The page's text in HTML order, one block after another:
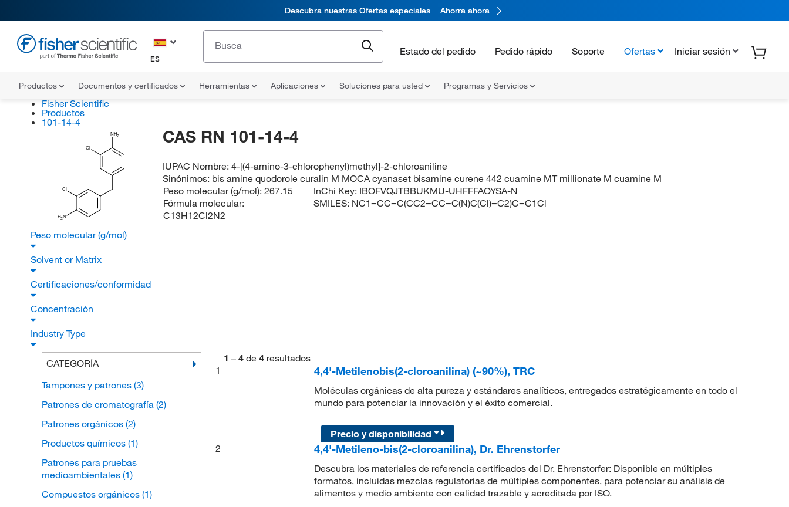
Descubra nuestras Ofertas especiales Ahorra ahora
ES
Estado del pedido Pedido rápido Soporte Ofertas Iniciar sesión
Productos Documentos y certificados Herramientas Aplicaciones Soluciones para usted Programas y Servicios
Fisher Scientific
Productos
101-14-4
NH2
H2N
Cl
Cl
CAS RN 101-14-4
IUPAC Nombre:4-[(4-amino-3-chlorophenyl)methyl]-2-chloroaniline
Sinónimos: bis amine quodorole curalin M MOCA cyanaset bisamine curene 442 cuamine MT millionate M cuamine M
Peso molecular (g/mol): 267.15
Fórmula molecular:
C13H12Cl2N2
InChi Key: IBOFVQJTBBUKMU-UHFFFAOYSA-N
SMILES: NC1=CC=C(CC2=CC=C(N)C(Cl)=C2)C=C1Cl
Peso molecular (g/mol)
Solvent or Matrix
Certificaciones/conformidad
Concentración
Industry Type
CATEGORÍA
Tampones y patrones (3)
Patrones de cromatografía (2)
Patrones orgánicos (2)
Productos químicos (1)
Patrones para pruebas
medioambientales (1)
Compuestos orgánicos (1)
1 – 4 de 4 resultados
1
4,4'-Metilenobis(2-cloroanilina) (~90%), TRC
Moléculas orgánicas de alta pureza y estándares analíticos, entregados estratégicamente en todo el
mundo para potenciar la innovación y el éxito comercial.
Precio y disponibilidad
2
4,4'-Metileno-bis(2-cloroanilina), Dr. Ehrenstorfer
Descubra los materiales de referencia certificados del Dr. Ehrenstorfer: Disponible en múltiples
formatos, incluidas mezclas regulatorias de múltiples componentes, para potenciar su análisis de
alimentos y medio ambiente con calidad trazable y acreditada por ISO.